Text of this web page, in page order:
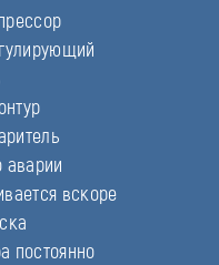
аварии
вскоре
постоянно